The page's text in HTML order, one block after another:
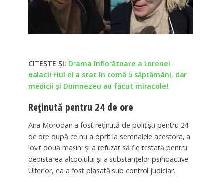
CITEȘTE ȘI: Drama înfiorătoare a Lorenei
Balaci! Fiul ei a stat în comă 5 săptămâni, dar
medicii și Dumnezeu au făcut miracole!
Reținută pentru 24 de ore
Ana Morodan a fost reţinută de poliţişti pentru 24
de ore după ce nu a oprit la semnalele acestora, a
lovit două maşini şi a refuzat să fie testată pentru
depistarea alcoolului şi a substanţelor psihoactive.
Ulterior, ea a fost plasată sub control judiciar.